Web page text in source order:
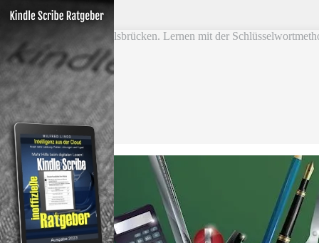
Skip to main content
Vokabel Lernen mit Eselsbrücken. Lernen mit der
Bestseller
Etsy-Shop
Fire Tablets Kids
T-Shirts
Blog
Lerntipps
Produkte